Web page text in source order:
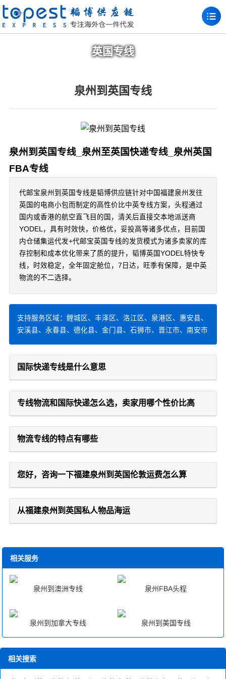
英国专线
泉州到英国专线
泉州到英国专线_泉州至英国快递专线_泉州英国
FBA专线
代邮宝泉州到英国专线是韬博供应链针对中国福建泉州发往
英国的电商小包而制定的高性价比中英专线方案，头程通过
国内或香港的航空直飞目的国，清关后直接交本地派送商
YODEL，具有时效快，价格优，妥投高等诸多优点，目前国
内仓储集运代发+代邮宝英国专线的发货模式为诸多卖家的库
存控制和成本优化带来了质的提升，韬博英国YODEL特快专
线，时效稳定，全年固定舱位，7日达，旺季有保障，是中英
物流的不二选择。
支持服务区域：鲤城区、丰泽区、洛江区、泉港区、惠安县、
安溪县、永春县、德化县、金门县、石狮市、晋江市、南安市
国际快递专线是什么意思
专线物流和国际快递怎么选，卖家用哪个性价比高
物流专线的特点有哪些
您好，咨询一下福建泉州到英国伦敦运费怎么算
从福建泉州到英国私人物品海运
相关服务
泉州到澳洲专线 泉州FBA头程
泉州到加拿大专线 泉州到美国专线
相关搜索